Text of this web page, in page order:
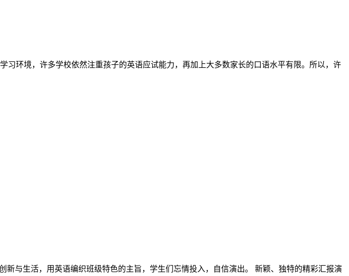
环境，许多学校依然注重孩子的英语应试能力，再加上大多数家长的口语水平有限。所以，许
与生活，用英语编织班级特色的主旨，学生们忘情投入，自信演出。 新颖、独特的精彩汇报演